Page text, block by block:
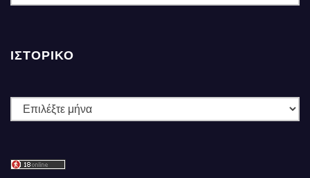
ΙΣΤΟΡΙΚΌ
Ιστορικό